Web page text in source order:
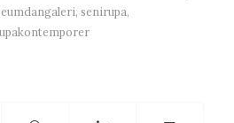
, senirupa,